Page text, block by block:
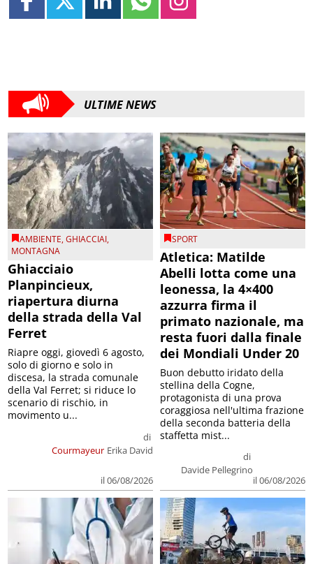
ULTIME NEWS
AMBIENTE,GHIACCIAI,
MONTAGNA
Ghiacciaio
Planpincieux,
riapertura diurna
della strada della Val
Ferret
Courmayeur
di
Erika David
il 06/08/2026
Riapre oggi, giovedì 6 agosto,
solo di giorno e solo in
discesa, la strada comunale
della Val Ferret; si riduce lo
scenario di rischio, in
movimento u...
SPORT
Atletica: Matilde
Abelli lotta come una
leonessa, la 4×400
azzurra firma il
primato nazionale, ma
resta fuori dalla finale
dei Mondiali Under 20
di
Davide Pellegrino
il 06/08/2026
Buon debutto iridato della
stellina della Cogne,
protagonista di una prova
coraggiosa nell'ultima frazione
della seconda batteria della
staffetta mist...